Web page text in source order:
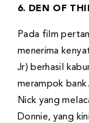
6. DEN OF
Pada film
menerima
Jr) berhasil
merampok
Nick yang
Donnie, yang